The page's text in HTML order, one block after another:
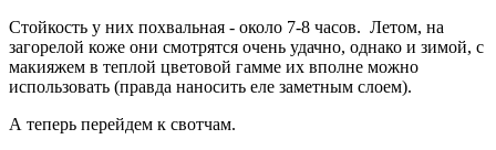
Стойкость у них похвальная - около 7-8 часов. Летом, на
загорелой коже они смотрятся очень удачно, однако и зимой, с
макияжем в теплой цветовой гамме их вполне можно
использовать (правда наносить еле заметным слоем).
А теперь перейдем к свотчам.